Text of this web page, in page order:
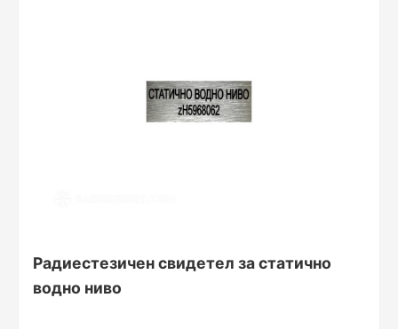
Радиестезичен свидетел за статично
водно ниво